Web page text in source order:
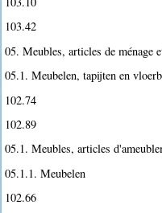
103.42
05. Meubles, articles de ménage
05.1. Meubelen, tapijten en
102.74
102.89
05.1. Meubles, articles
05.1.1. Meubelen
102.66